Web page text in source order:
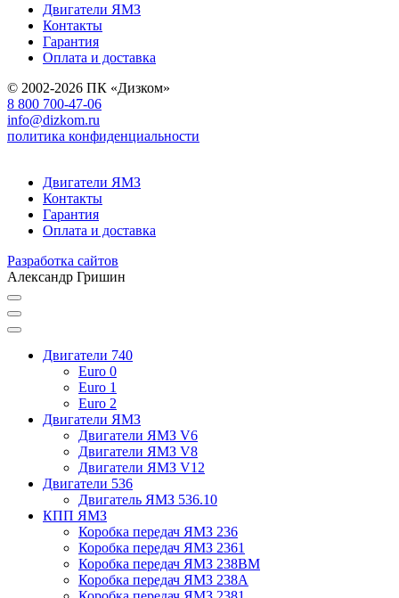
Двигатели ЯМЗ
Контакты
Гарантия
Оплата и доставка
© 2002-2026 ПК «Дизком»
8 800 700-47-06
info@dizkom.ru
политика конфиденциальности
Двигатели ЯМЗ
Контакты
Гарантия
Оплата и доставка
Разработка сайтов
Александр Гришин
Двигатели 740
Euro 0
Euro 1
Euro 2
Двигатели ЯМЗ
Двигатели ЯМЗ V6
Двигатели ЯМЗ V8
Двигатели ЯМЗ V12
Двигатели 536
Двигатель ЯМЗ 536.10
КПП ЯМЗ
Коробка передач ЯМЗ 236
Коробка передач ЯМЗ 2361
Коробка передач ЯМЗ 238ВМ
Коробка передач ЯМЗ 238А